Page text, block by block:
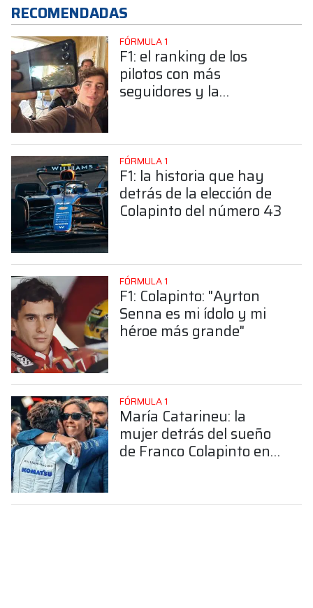
RECOMENDADAS
FÓRMULA 1
F1: el ranking de los
pilotos con más
seguidores y la
FÓRMULA 1
F1: la historia que hay
detrás de la elección de
Colapinto del número 43
FÓRMULA 1
F1: Colapinto: "Ayrton
Senna es mi ídolo y mi
héroe más grande"
FÓRMULA 1
María Catarineu: la
mujer detrás del sueño
de Franco Colapinto en